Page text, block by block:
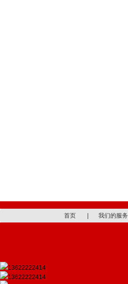
首页 我们的服务
13622222414
13622222414